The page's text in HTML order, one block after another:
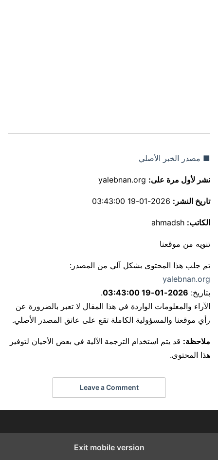
■ مصدر الخبر الأصلي
نشر لأول مرة على: yalebnan.org
تاريخ النشر: 2026-01-19 03:43:00
الكاتب: ahmadsh
تنويه من موقعنا
تم جلب هذا المحتوى بشكل آلي من المصدر:
yalebnan.org
بتاريخ: 2026-01-19 03:43:00
.
الآراء والمعلومات الواردة في هذا المقال لا تعبر بالضرورة عن
رأي موقعنا والمسؤولية الكاملة تقع على عاتق المصدر الأصلي.
ملاحظة: قد يتم استخدام الترجمة الآلية في بعض الأحيان لتوفير
هذا المحتوى.
Leave a Comment
Exit mobile version